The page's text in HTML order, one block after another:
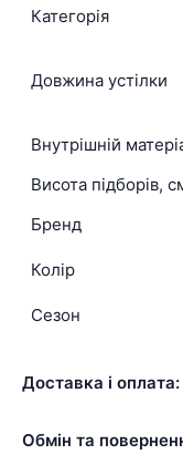
Категорія
Довжина устілки
Внутрішній
Висота підборів,
Бренд
Колір
Сезон
Доставка і оплата:
Обмін та